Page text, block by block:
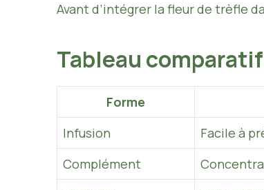
Avant d’intégrer la fleur de trèfle
Tableau
Forme
Infusion
Facile à
Complément